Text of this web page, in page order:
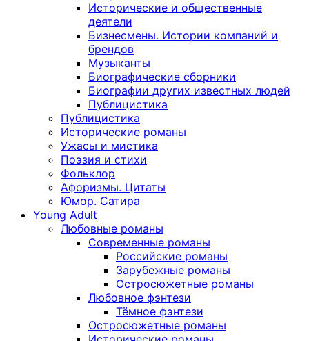
Исторические и общественные
деятели
Бизнесмены. Истории компаний и
брендов
Музыканты
Биографические сборники
Биографии других известных людей
Публицистика
Публицистика
Исторические романы
Ужасы и мистика
Поэзия и стихи
Фольклор
Афоризмы. Цитаты
Юмор. Сатира
Young Adult
Любовные романы
Современные романы
Российские романы
Зарубежные романы
Остросюжетные романы
Любовное фэнтези
Тёмное фэнтези
Остросюжетные романы